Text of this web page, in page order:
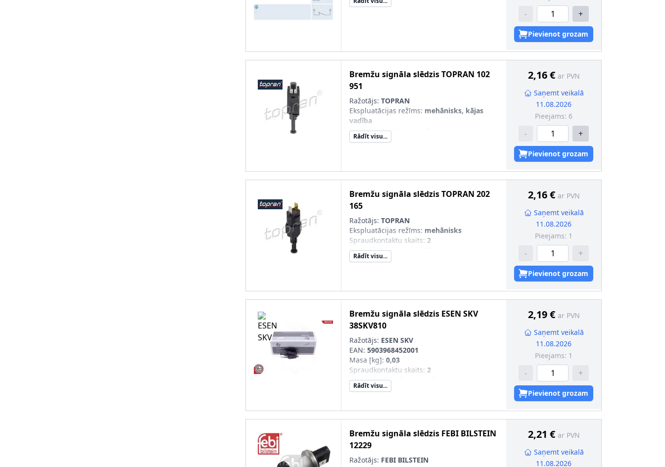
- +
Pievienot grozam
Bremžu signāla slēdzisTOPRAN 102
951
Ražotājs: TOPRAN
Ekspluatācijas režīms: mehānisks, kājas
vadība
Spraudkontaktu skaits
Spraudkontakta korpusa forma
Rādīt visu...
2,16 € ar PVN
Saņemt veikalā
11.08.2026
Pieejams: 6
- +
Pievienot grozam
Bremžu signāla slēdzisTOPRAN 202
165
Ražotājs: TOPRAN
Ekspluatācijas režīms: mehānisks
Spraudkontaktu skaits: 2
Spraudkontakta veids
spraudkontakts
Rādīt visu...
2,16 € ar PVN
Saņemt veikalā
11.08.2026
Pieejams: 1
- +
Pievienot grozam
Bremžu signāla slēdzis ESEN SKV
38SKV810
Ražotājs: ESEN SKV
EAN: 5903968452001
Masa [kg]: 0,03
Spraudkontaktu skaits: 2
Garantija:3 gadu garantija
Jaunā det. obl. jāsal. ar veco det.(īpaši
Rādīt visu...
2,19 € ar PVN
Saņemt veikalā
11.08.2026
Pieejams: 1
- +
Pievienot grozam
Bremžu signāla slēdzis FEBI BILSTEIN
12229
Ražotājs: FEBI BILSTEIN
2,21 € ar PVN
Saņemt veikalā
11.08.2026